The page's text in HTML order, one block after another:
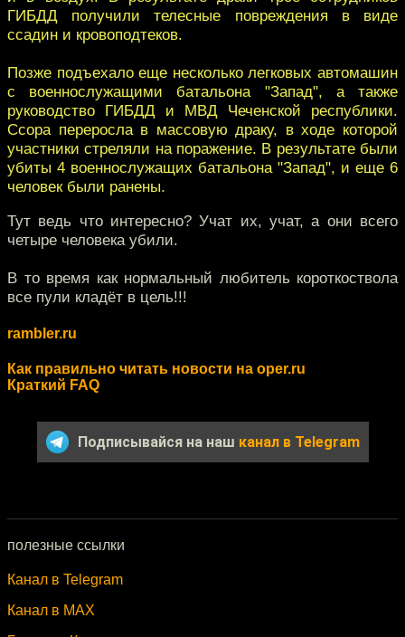
ГИБДД получили телесные повреждения в виде
ссадин и кровоподтеков.
Позже подъехало еще несколько легковых автомашин
с военнослужащими батальона "Запад", а также
руководство ГИБДД и МВД Чеченской республики.
Ссора переросла в массовую драку, в ходе которой
участники стреляли на поражение. В результате были
убиты 4 военнослужащих батальона "Запад", и ещe 6
человек были ранены.
Тут ведь что интересно? Учат их, учат, а они всего
четыре человека убили.
В то время как нормальный любитель короткоствола
все пули кладёт в цель!!!
rambler.ru
Как правильно читать новости на oper.ru
Краткий FAQ
Подписывайся на наш канал в Telegram
полезные ссылки
Канал в Telegram
Канал в MAX